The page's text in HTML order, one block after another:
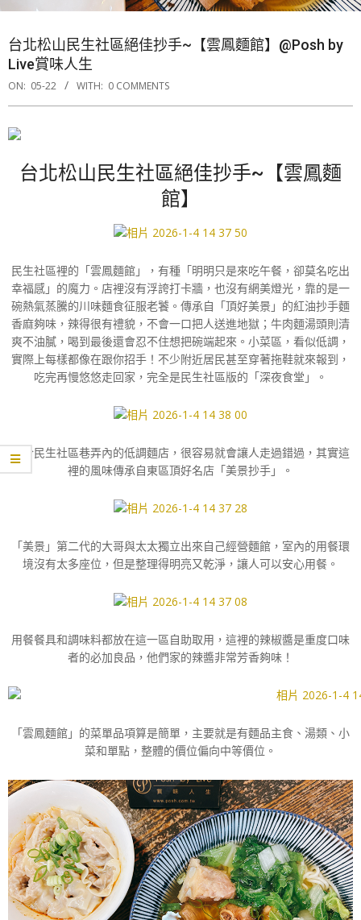
台北松山民生社區絕佳抄手~【雲鳳麵館】@Posh by
Live賞味人生
ON: 05-22 WITH: 0 COMMENTS
台北松山民生社區絕佳抄手~【雲鳳麵
館】
民生社區裡的「雲鳳麵館」，有種「明明只是來吃午餐，卻莫名吃出
幸福感」的魔力。店裡沒有浮誇打卡牆，也沒有網美燈光，靠的是一
碗熱氣蒸騰的川味麵食征服老饕。傳承自「頂好美景」的紅油抄手麵
香麻夠味，辣得很有禮貌，不會一口把人送進地獄；牛肉麵湯頭則清
爽不油膩，喝到最後還會忍不住想把碗端起來。小菜區，看似低調，
實際上每樣都像在跟你招手！不少附近居民甚至穿著拖鞋就來報到，
吃完再慢悠悠走回家，完全是民生社區版的「深夜食堂」。
位於民生社區巷弄內的低調麵店，很容易就會讓人走過錯過，其實這
裡的風味傳承自東區頂好名店「美景抄手」。
「美景」第二代的大哥與太太獨立出來自己經營麵館，室內的用餐環
境沒有太多座位，但是整理得明亮又乾淨，讓人可以安心用餐。
用餐餐具和調味料都放在這一區自助取用，這裡的辣椒醬是重度口味
者的必加良品，他們家的辣醬非常芳香夠味！
「雲鳳麵館」的菜單品項算是簡單，主要就是有麵品主食、湯類、小
菜和單點，整體的價位偏向中等價位。